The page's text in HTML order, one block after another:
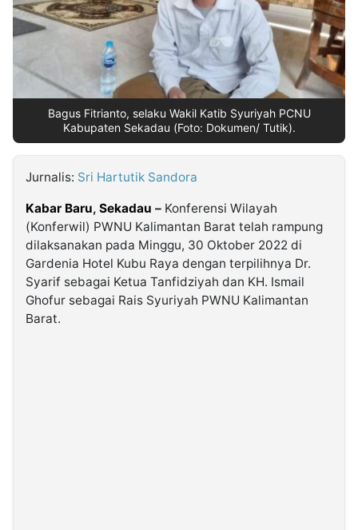
Follow
Kabarbaru.co
2026
Bagus Fitrianto, selaku Wakil Katib Syuriyah PCNU
Kabupaten Sekadau (Foto: Dokumen/ Tutik).
Jurnalis: Sri Hartutik Sandora
Kabar Baru, Sekadau – Konferensi Wilayah
(Konferwil) PWNU Kalimantan Barat telah rampung
dilaksanakan pada Minggu, 30 Oktober 2022 di
Gardenia Hotel Kubu Raya dengan terpilihnya Dr.
Syarif sebagai Ketua Tanfidziyah dan KH. Ismail
Ghofur sebagai Rais Syuriyah PWNU Kalimantan
Barat.